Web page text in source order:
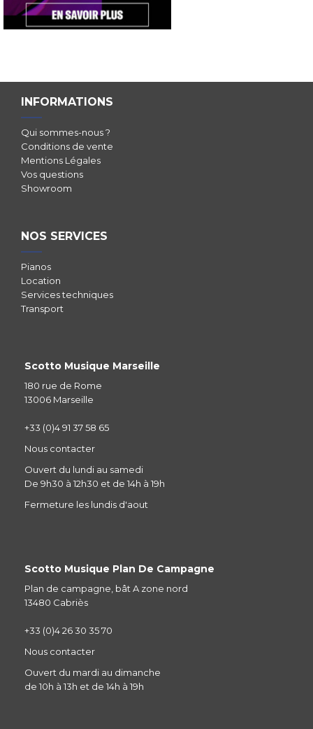
INFORMATIONS
Qui sommes-nous ?
Conditions de vente
Mentions Légales
Vos questions
Showroom
NOS SERVICES
Pianos
Location
Services techniques
Transport
Scotto Musique Marseille
180 rue de Rome
13006 Marseille
+33 (0)4 91 37 58 65
Nous contacter
Ouvert du lundi au samedi
De 9h30 à 12h30 et de 14h à 19h
Fermeture les lundis d'aout
Scotto Musique Plan De Campagne
Plan de campagne, bât A zone nord
13480 Cabriès
+33 (0)4 26 30 35 70
Nous contacter
Ouvert du mardi au dimanche
de 10h à 13h et de 14h à 19h